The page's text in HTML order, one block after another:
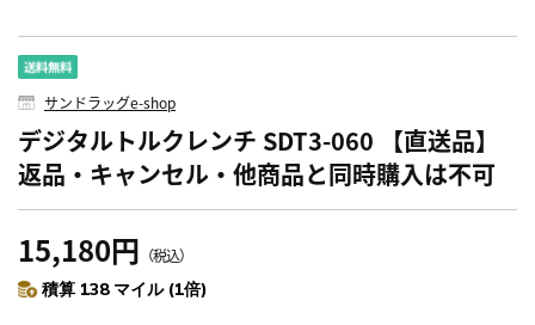
サンドラッグe-shop
デジタルトルクレンチ SDT3-060 【直送品】
返品・キャンセル・他商品と同時購入は不可
15,180円 （税込）
積算 138 マイル (1倍)